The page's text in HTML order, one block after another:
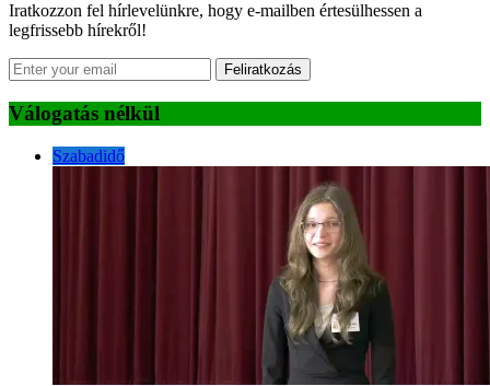
Iratkozzon fel hírlevelünkre, hogy e-mailben értesülhessen a
legfrissebb hírekről!
Feliratkozás
Válogatás nélkül
Szabadidő